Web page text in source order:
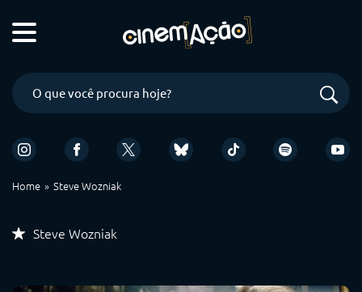
Home Steve Wozniak
Steve Wozniak